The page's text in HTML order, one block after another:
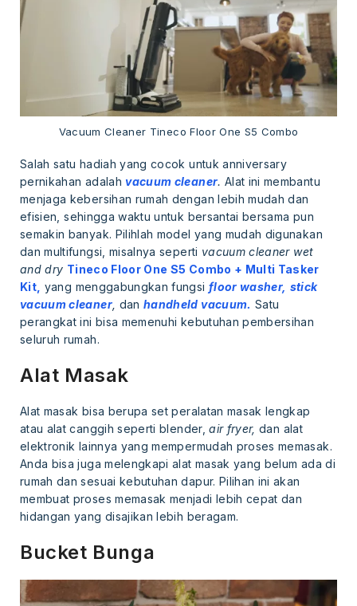
Vacuum Cleaner Tineco Floor One S5 Combo
Salah satu hadiah yang cocok untuk anniversary
pernikahan adalah vacuum cleaner. Alat ini membantu
menjaga kebersihan rumah dengan lebih mudah dan
efisien, sehingga waktu untuk bersantai bersama pun
semakin banyak. Pilihlah model yang mudah digunakan
dan multifungsi, misalnya seperti vacuum cleaner wet
and dry Tineco Floor One S5 Combo + Multi Tasker
Kit, yang menggabungkan fungsi floor washer, stick
vacuum cleaner, danhandheld vacuum. Satu
perangkat ini bisa memenuhi kebutuhan pembersihan
seluruh rumah.
Alat Masak
Alat masak bisa berupa set peralatan masak lengkap
atau alat canggih seperti blender,air fryer, dan alat
elektronik lainnya yang mempermudah proses memasak.
Anda bisa juga melengkapi alat masak yang belum ada di
rumah dan sesuai kebutuhan dapur. Pilihan ini akan
membuat proses memasak menjadi lebih cepat dan
hidangan yang disajikan lebih beragam.
Bucket Bunga